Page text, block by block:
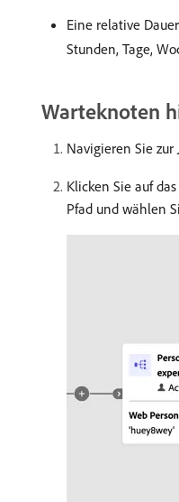
Eine relative
Stunden, Tage,
Warteknoten
Navigieren Sie zur
Klicken Sie auf
Pfad und wählen